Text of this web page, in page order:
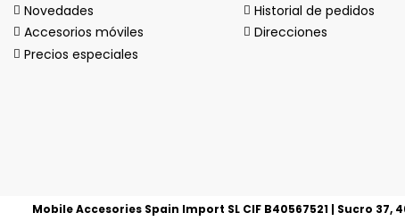
Novedades
Accesorios móviles
Precios especiales
Historial de pedidos
Direcciones
Mobile Accesories Spain Import SL CIF B40567521 | Sucro